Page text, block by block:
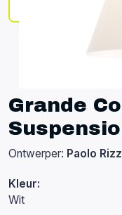
Grande
Ontwerper: Paolo
Kleur:
Wit